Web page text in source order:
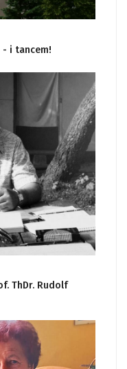
- i tancem!
ThDr. Rudolf